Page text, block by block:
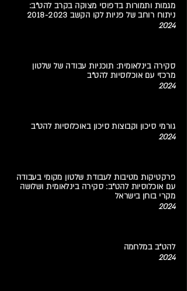
מגמות ותמורות בדפוסי מצוקה בקרב להט"ב:
ניתוח רוחב של פניות לקו הקשב 2018-2023
2024
סקירה בינלאומית: תוכניות עבודה של שלטון
מרכזי עם אוכלוסיות להט"ב
2024
גורמי סיכון וקבוצות סיכון באוכלוסיות להט"ב
2024
פרקטיקות מטיבות לעבודת שלטון מקומי בעבודה
עם אוכלוסיות להט"ב: סקירה בינלאומית ושלושה
מקרי בוחן בישראל
2024
להט"ב במלחמה
2024